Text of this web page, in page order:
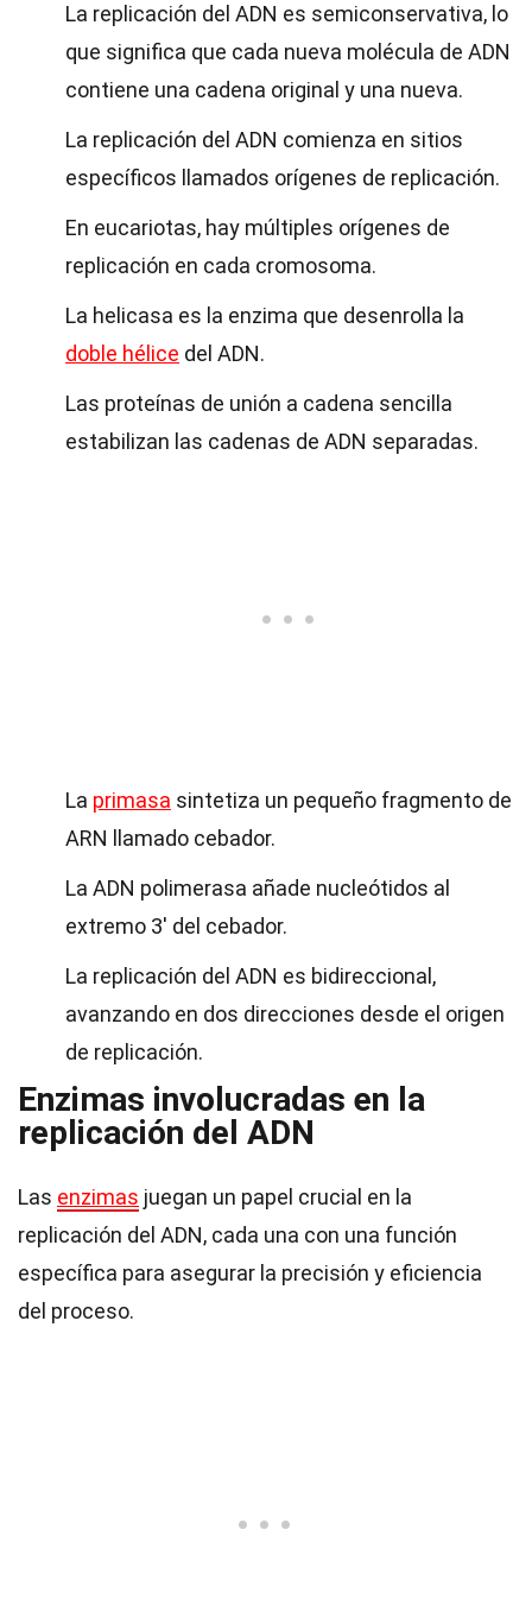
La replicación del ADN es semiconservativa, lo
que significa que cada nueva molécula de ADN
contiene una cadena original y una nueva.
La replicación del ADN comienza en sitios
específicos llamados orígenes de replicación.
En eucariotas, hay múltiples orígenes de
replicación en cada cromosoma.
La helicasa es la enzima que desenrolla la
doble hélice del ADN.
Las proteínas de unión a cadena sencilla
estabilizan las cadenas de ADN separadas.
La primasa sintetiza un pequeño fragmento de
ARN llamado cebador.
La ADN polimerasa añade nucleótidos al
extremo 3' del cebador.
La replicación del ADN es bidireccional,
avanzando en dos direcciones desde el origen
de replicación.
Enzimas involucradas en la
replicación del ADN
Las enzimas juegan un papel crucial en la
replicación del ADN, cada una con una función
específica para asegurar la precisión y eficiencia
del proceso.